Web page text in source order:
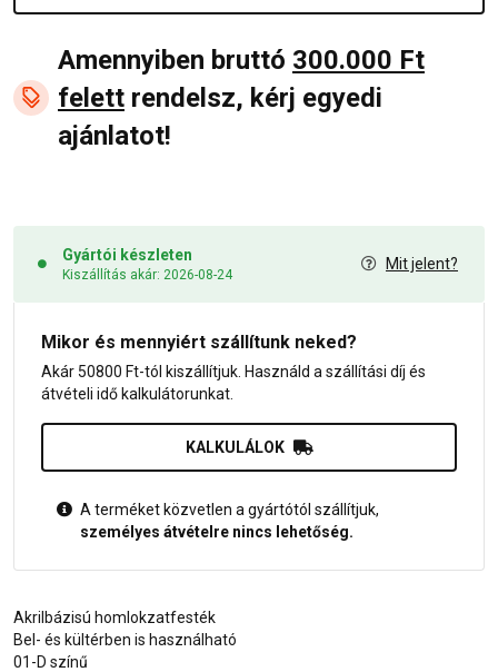
Amennyiben bruttó 300.000 Ft
felett rendelsz, kérj egyedi
ajánlatot!
Gyártói készleten
Kiszállítás akár: 2026-08-24
Mit jelent?
Mikor és mennyiért szállítunk neked?
Akár 50800 Ft-tól kiszállítjuk. Használd a szállítási díj és
átvételi idő kalkulátorunkat.
KALKULÁLOK
A terméket közvetlen a gyártótól szállítjuk,
személyes átvételre nincs lehetőség.
Akrilbázisú homlokzatfesték
Bel- és kültérben is használható
01-D színű